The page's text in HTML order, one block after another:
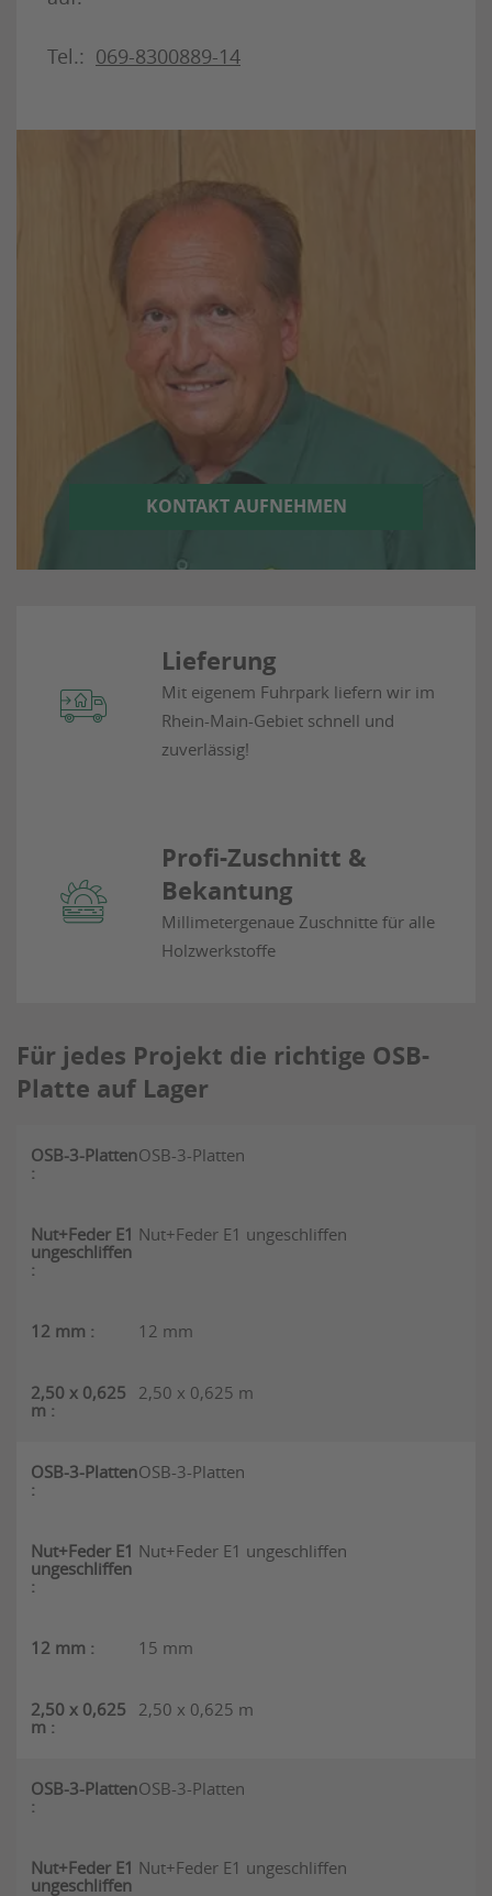
Tel.: 069-8300889-14
KONTAKT AUFNEHMEN
Lieferung
Mit eigenem Fuhrpark liefern wir im
Rhein-Main-Gebietschnell und
zuverlässig!
Profi-Zuschnitt &
Bekantung
Millimetergenaue Zuschnitte für alle
Holzwerkstoffe
Für jedes Projekt die richtige OSB-
Platte auf Lager
OSB-3-Platten
Nut+Feder E1 ungeschliffen
12 mm
2,50 x 0,625 m
OSB-3-Platten
Nut+Feder E1 ungeschliffen
15 mm
2,50 x 0,625 m
OSB-3-Platten
Nut+Feder E1 ungeschliffen